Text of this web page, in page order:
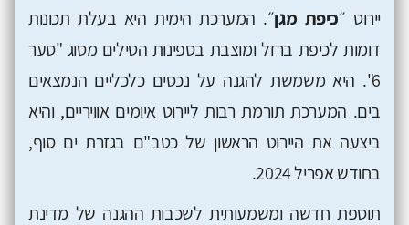
יירוט ״כיפת מגן״. המערכת הימית היא בעלת תכונות
דומות לכיפת ברזל ומוצבת בספינות הטילים מסוג "סער
6". היא משמשת להגנה על נכסים כלכליים הנמצאים
בים. המערכת תורמת רבות ליירוט איומים אוויריים, והיא
ביצעה את היירוט הראשון של כטב"ם בגזרת ים סוף,
בחודש אפריל 2024.
תוספת חדשה ומשמעותית לשכבות ההגנה של מדינת